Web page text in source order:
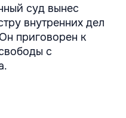
суд вынес
внутренних дел
приговорен к
с